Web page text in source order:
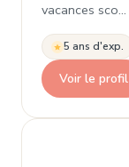
vacances sco…
5 ans d'exp.
Voir le profil